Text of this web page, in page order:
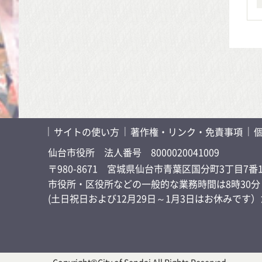
サイトの使い方 著作権・リンク・免責事項
仙台市役所 法人番号 8000020041009
〒980-8671 宮城県仙台市青葉区国分町3丁目7番
市役所・区役所などの一般的な業務時間は8時30
(土日祝日および12月29日～1月3日はお休みです